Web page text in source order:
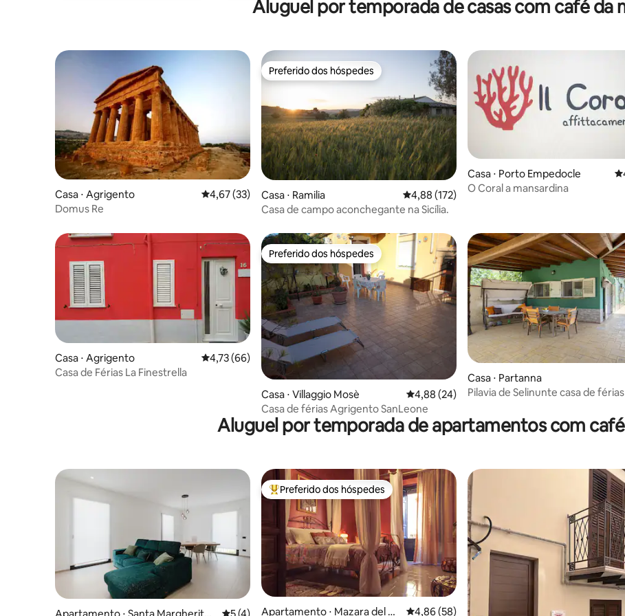
Aluguel por temporada de casas com café da
Casa ⋅ Agrigento 4,67 de uma avaliação média de 5, 33 avaliações
4,67 (33)
Domus Re
Preferido dos hóspedes
Preferido dos hóspedes
Casa ⋅ Ramilia 4,88 de uma avaliação média de 5, 172 avaliações
4,88 (172)
Casa de campo aconchegante na Sicília.
Casa ⋅ Porto Empedocle
O Coral a mansardina
Casa ⋅ Agrigento 4,73 de uma avaliação média de 5, 66 avaliações
4,73 (66)
Casa de Férias La Finestrella
Preferido dos hóspedes
Preferido dos hóspedes
Casa ⋅ Villaggio Mosè 4,88 de uma avaliação média de 5, 24 avaliações
4,88 (24)
Casa de férias Agrigento SanLeone
Casa ⋅ Partanna
Pilavia de Selinunte casa de férias
Aluguel por temporada de apartamentos com
Entre os melhores preferidos dos hóspedes
Preferido dos hóspedes
Apartamento ⋅ Mazara del Va
4,86 de uma avaliação média de 5, 58 avaliações
4,86 (58)